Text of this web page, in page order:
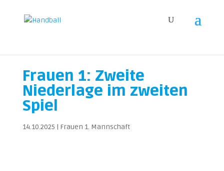
Frauen 1: Zweite
Niederlage im zweiten
Spiel
14.10.2025 | Frauen 1. Mannschaft